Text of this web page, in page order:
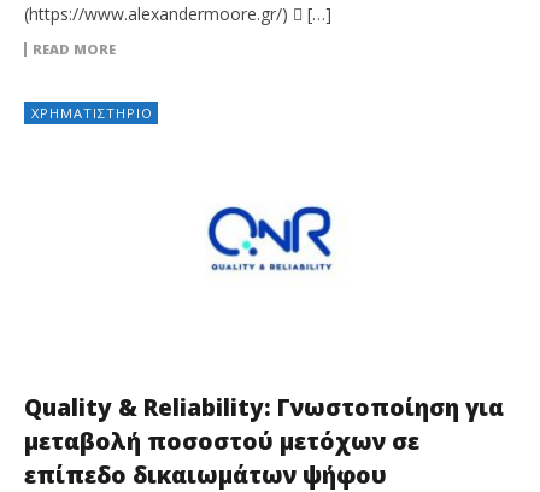
(https://www.alexandermoore.gr/)  […]
READ MORE
ΧΡΗΜΑΤΙΣΤΉΡΙΟ
Quality & Reliability: Γνωστοποίηση για
μεταβολή ποσοστού μετόχων σε
επίπεδο δικαιωμάτων ψήφου